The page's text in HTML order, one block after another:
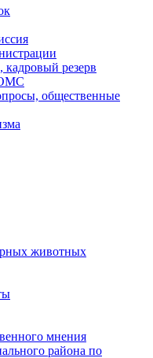
резерв
ОМС
общественные
животных
мнения
района по